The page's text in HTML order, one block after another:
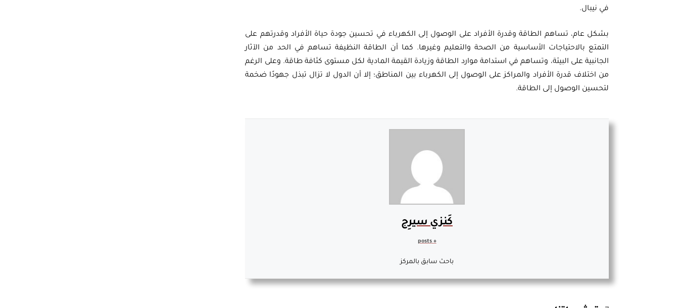
في نيبال.
بشكل عام، تساهم الطاقة وقدرة الأفراد على الوصول إلى الكهرباء في تحسين جودة حياة الأفراد وقدرتهم على
التمتع بالاحتياجات الأساسية من الصحة والتعليم وغيرها. كما أن الطاقة النظيفة تساهم في الحد من الآثار
الجانبية على البيئة، وتساهم في استدامة موارد الطاقة وزيادة القيمة المادية لكل مستوى كثافة طاقة. وعلى الرغم
من اختلاف قدرة الأفراد والمراكز على الوصول إلى الكهرباء بين المناطق؛ إلا أن الدول لا تزال تبذل جهودًا ضخمة
لتحسين الوصول إلى الطاقة.
كَنزي سيرِج
+ posts
باحث سابق بالمركز